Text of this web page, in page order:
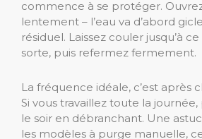
commence à se protéger.
lentement – l’eau va d’abord
résiduel. Laissez couler jusqu’à
sorte, puis refermez fermement.
La fréquence idéale, c’est après
Si vous travaillez toute la
le soir en débranchant. Une
les modèles à purge manuelle,